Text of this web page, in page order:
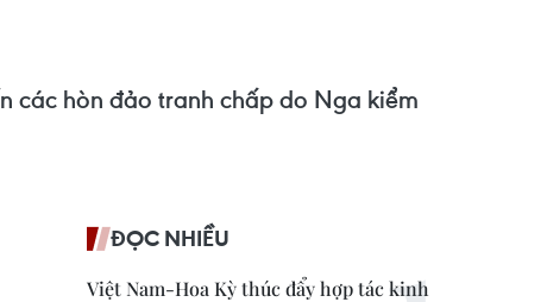
các hòn đảo tranh chấp do Nga kiểm
ĐỌC NHIỀU
Việt Nam-Hoa Kỳ thúc đẩy hợp tác kinh